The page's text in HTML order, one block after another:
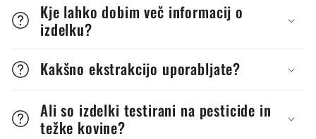
Kje lahko dobim več informacij o
izdelku?
Kakšno ekstrakcijo uporabljate?
Ali so izdelki testirani na pesticide in
težke kovine?